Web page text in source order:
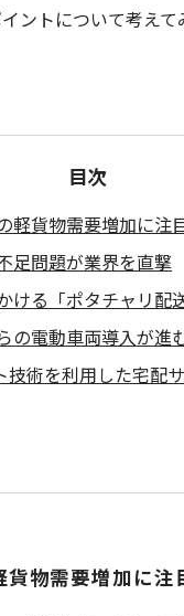
ントについて考えて
目次
軽貨物需要増加に注
足問題が業界を直撃
ける「ポタチャリ配
の電動車両導入が進
技術を利用した宅配
物需要増加に注